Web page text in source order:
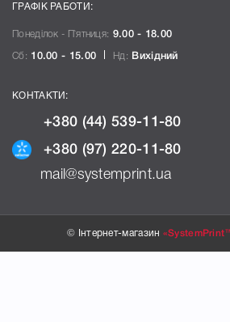
ГРАФІК РАБОТИ:
Понеділок - П`ятниця: 9.00 - 18.00
Сб: 10.00 - 15.00 Нд: Вихідний
КОНТАКТИ:
+380 (44) 539-11-80
+380 (97) 220-11-80
mail@systemprint.ua
© Інтернет-магазин